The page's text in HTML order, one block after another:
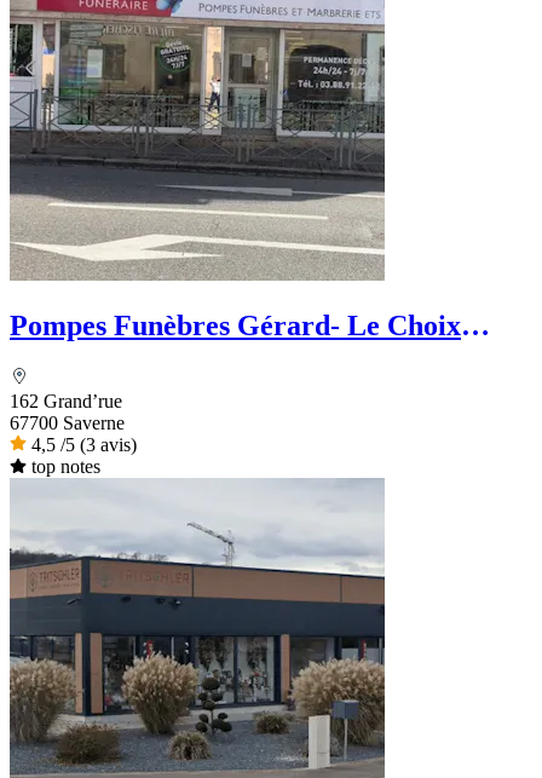
Pompes Funèbres Gérard- Le Choix
162 Grand’rue
67700 Saverne
4,5 /5 (3 avis)
top notes